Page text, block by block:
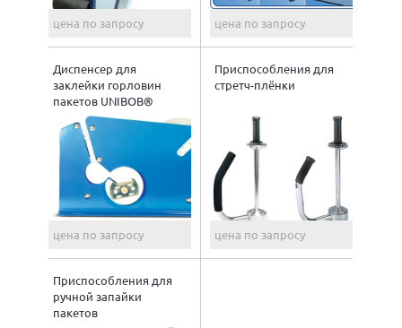
цена по запросу цена по запросу
Диспенсер для
заклейки горловин
пакетов UNIBOB®
цена по запросу
Приспособления для
стретч-плёнки
цена по запросу
Приспособления для
ручной запайки
пакетов